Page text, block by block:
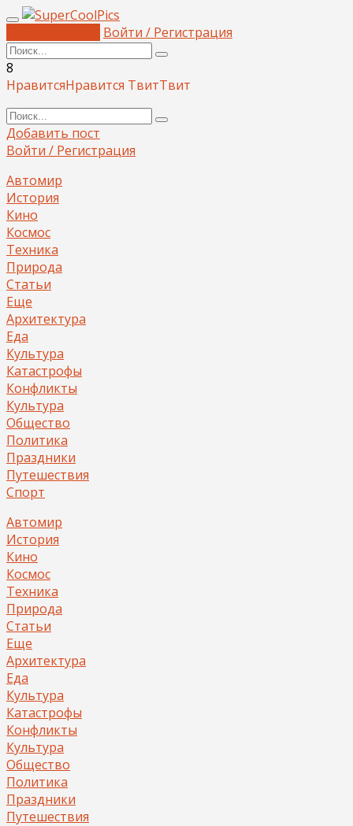
Войти / Регистрация
8
НравитсяНравится ТвитТвит
Добавить пост
Войти / Регистрация
Автомир
История
Кино
Космос
Техника
Природа
Статьи
Еще
Архитектура
Еда
Культура
Катастрофы
Конфликты
Культура
Общество
Политика
Праздники
Путешествия
Спорт
Автомир
История
Кино
Космос
Техника
Природа
Статьи
Еще
Архитектура
Еда
Культура
Катастрофы
Конфликты
Культура
Общество
Политика
Праздники
Путешествия